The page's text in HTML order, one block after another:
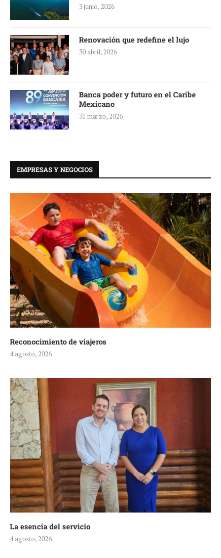
3 junio, 2026
Renovación que redefine el lujo
30 abril, 2026
Banca poder y futuro en el Caribe
Mexicano
31 marzo, 2026
EMPRESAS Y NEGOCIOS
Reconocimiento de viajeros
4 agosto, 2026
La esencia del servicio
4 agosto, 2026